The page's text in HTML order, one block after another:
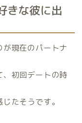
きな彼に出
現在のパートナ
初回デートの時
じたそうです。